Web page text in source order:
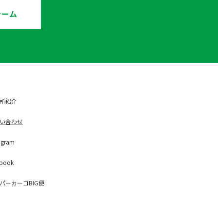
ム
紹介
合わせ
ram
ook
ーカーゴBIG便